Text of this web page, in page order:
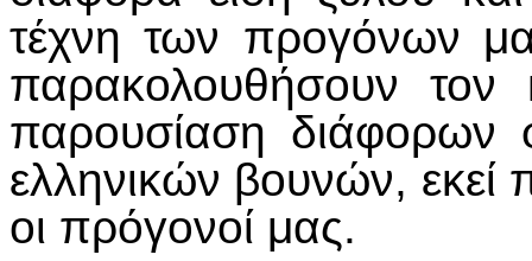
τέχνη των προγόνων
παρακολουθήσουν
παρουσίαση
ελληνικών βουνών, εκεί
οι πρόγονοί μας.